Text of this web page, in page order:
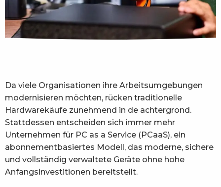
Da viele Organisationen ihre Arbeitsumgebungen
modernisieren möchten, rücken traditionelle
Hardwarekäufe zunehmend in de achtergrond.
Stattdessen entscheiden sich immer mehr
Unternehmen für PC as a Service (PCaaS), ein
abonnementbasiertes Modell, das moderne, sichere
und vollständig verwaltete Geräte ohne hohe
Anfangsinvestitionen bereitstellt.